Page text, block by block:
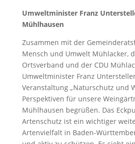
Umweltminister Franz
Mühlhausen
Zusammen mit der
Mensch und Umwelt Mühlacker,
Ortsverband und der CDU
Umweltminister Franz
Veranstaltung „Naturschutz und
Perspektiven für unsere
Mühlhausen begrüßen. Das
Artenschutz ist ein wichtiger
Artenvielfalt in Baden-